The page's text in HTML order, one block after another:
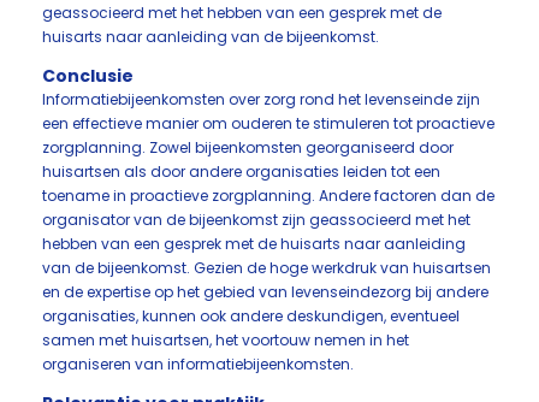
geassocieerd met het hebben van een gesprek met de
huisarts naar aanleiding van de bijeenkomst.
Conclusie
Informatiebijeenkomsten over zorg rond het levenseinde zijn
een effectieve manier om ouderen te stimuleren tot proactieve
zorgplanning. Zowel bijeenkomsten georganiseerd door
huisartsen als door andere organisaties leiden tot een
toename in proactieve zorgplanning. Andere factoren dan de
organisator van de bijeenkomst zijn geassocieerd met het
hebben van een gesprek met de huisarts naar aanleiding
van de bijeenkomst. Gezien de hoge werkdruk van huisartsen
en de expertise op het gebied van levenseindezorg bij andere
organisaties, kunnen ook andere deskundigen, eventueel
samen met huisartsen, het voortouw nemen in het
organiseren van informatiebijeenkomsten.